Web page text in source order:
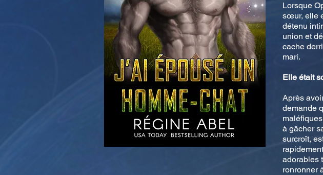
Lorsque
sœur, elle
détenu
union et
cache
mari.
Elle était
Après
demande
à gâcher
surcroît,
adorables
ronronner